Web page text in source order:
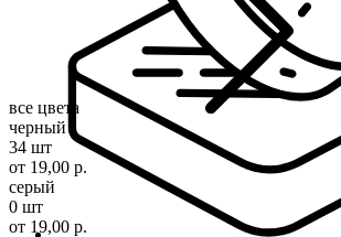
все цвета
черный
34 шт
от 19,00 р.
серый
0 шт
от 19,00 р.